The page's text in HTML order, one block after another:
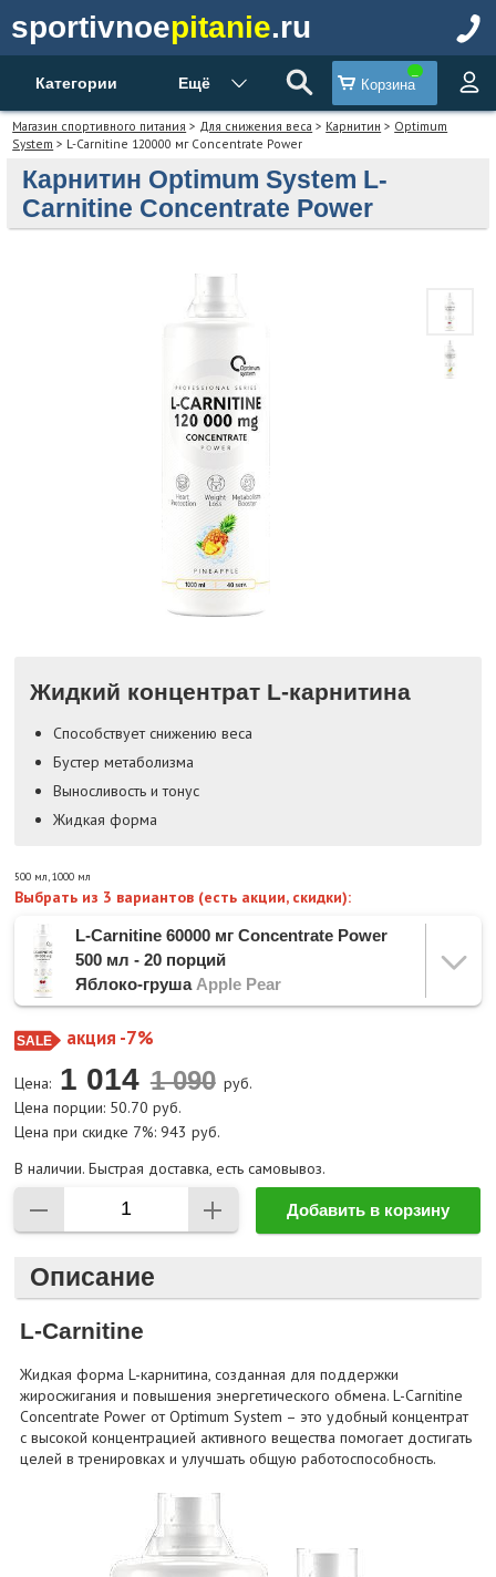
sportivnoepitanie.ru
Категории Ещё Корзина
Магазин спортивного питания > Для снижения веса > Карнитин > Optimum
System > L-Carnitine 120000 мг Concentrate Power
Карнитин Optimum System L-
Carnitine Concentrate Power
Жидкий концентрат L-карнитина
Способствует снижению веса
Бустер метаболизма
Выносливость и тонус
Жидкая форма
500 мл,1000 мл
Выбрать из 3 вариантов (есть акции, скидки):
L-Carnitine 60000 мг Concentrate Power
500 мл - 20 порций
Яблоко-груша Apple Pear
акция -7%
Цена: 1 014
руб.
Цена порции: 50.70 руб.
Цена при скидке 7%: 943 руб.
В наличии. Быстрая доставка, есть самовывоз.
Добавить в корзину
Описание
L-Carnitine
Жидкая форма L-карнитина, созданная для поддержки
жиросжигания и повышения энергетического обмена. L-Carnitine
Concentrate Power от Optimum System – это удобный концентрат
с высокой концентрацией активного вещества помогает достигать
целей в тренировках и улучшать общую работоспособность.